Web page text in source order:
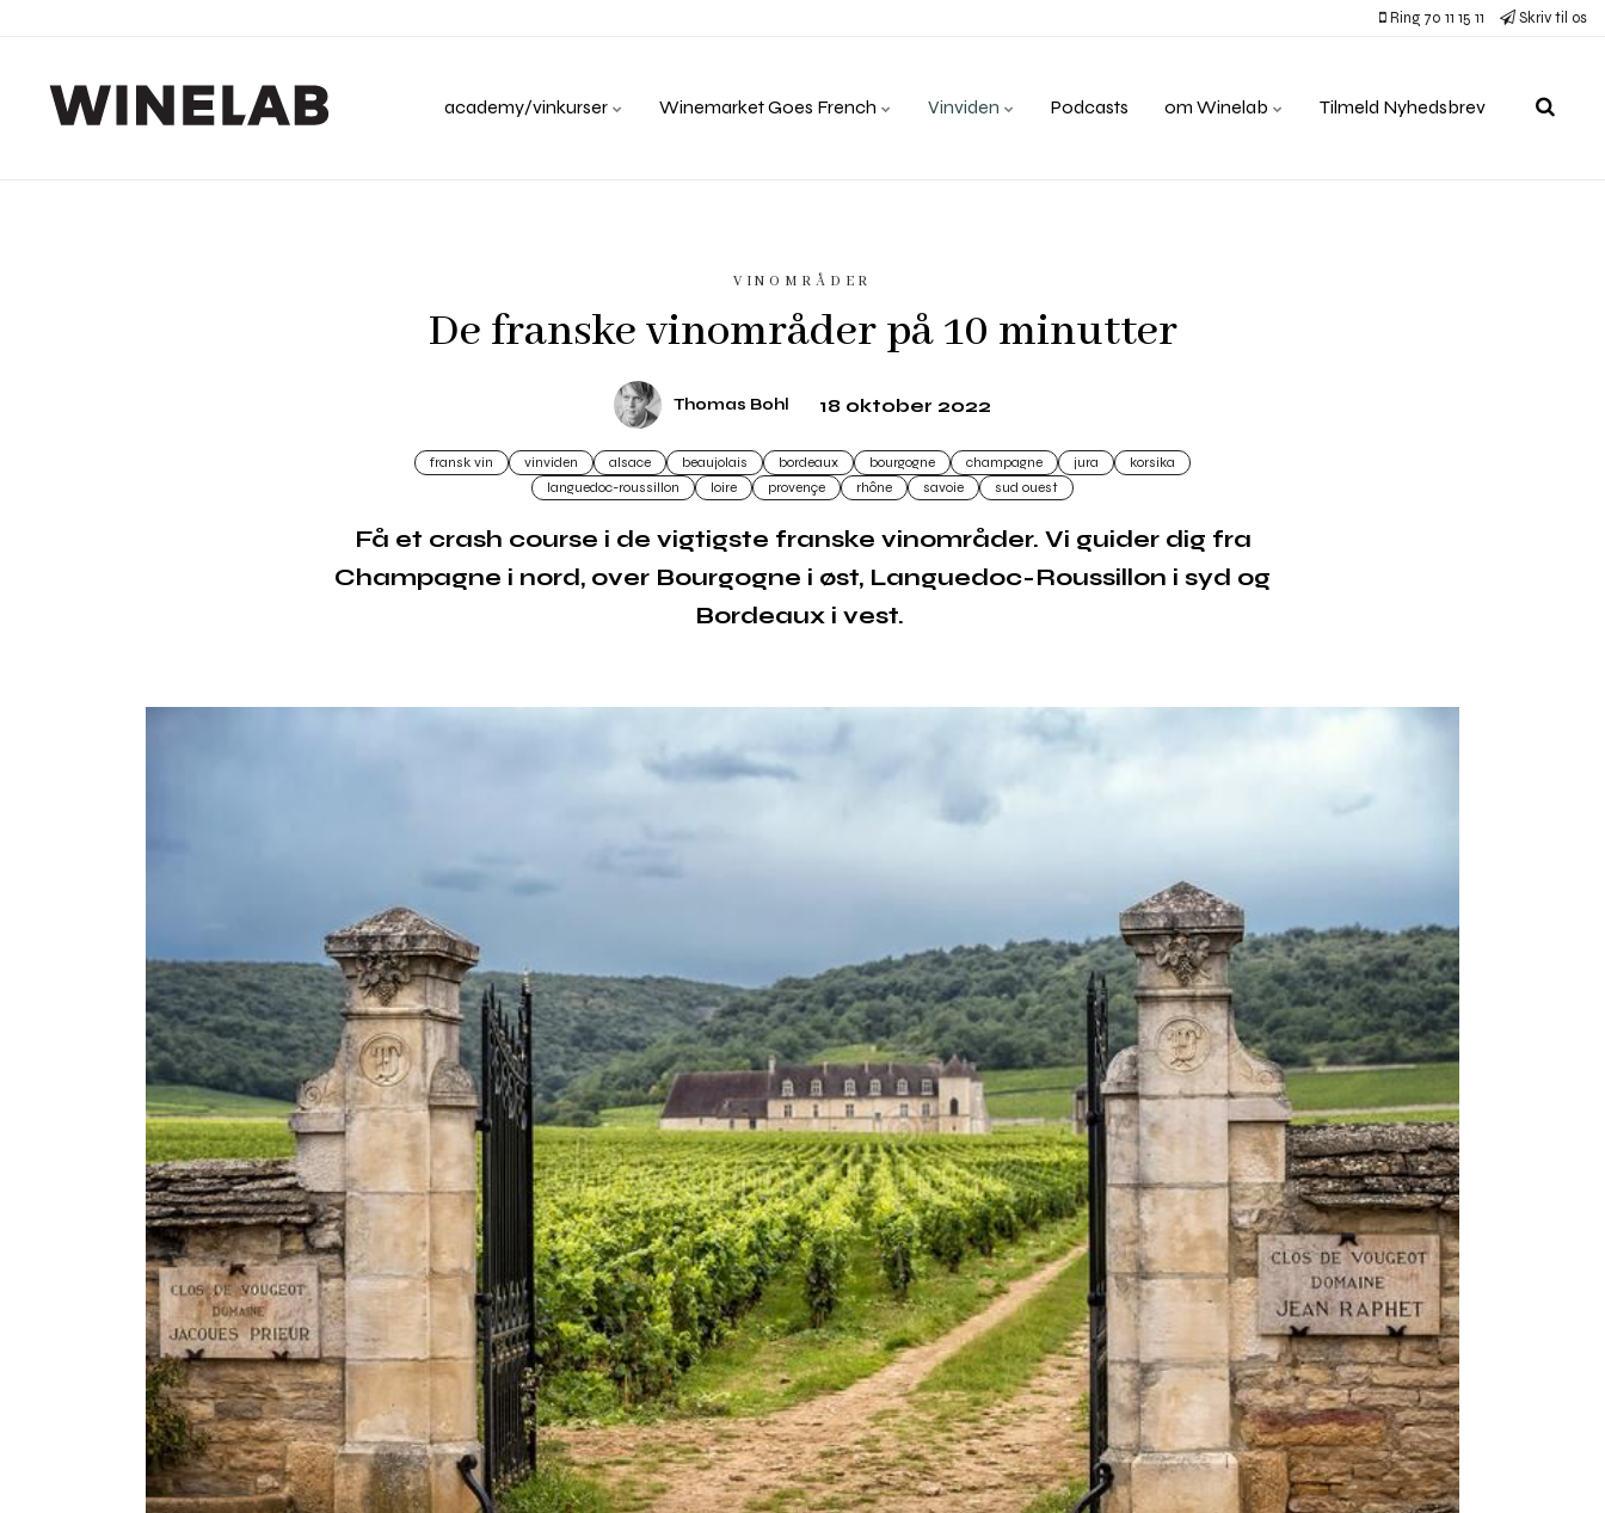
Ring 70 11 15 11 Skriv til os
academy/vinkurser Winemarket Goes French Vinviden Podcasts om Winelab Tilmeld Nyhedsbrev
VINOMRÅDER
De franske vinområder på 10 minutter
Thomas Bohl 18 oktober 2022
fransk vin vinviden alsace beaujolais bordeaux bourgogne champagne jura
korsika
languedoc-roussillon
loire provençe rhône savoie sud ouest
Få et crash course i de vigtigste franske vinområder. Vi guider dig fra
Champagne i nord, over Bourgogne i øst, Languedoc-Roussillon i syd og
Bordeaux i vest.